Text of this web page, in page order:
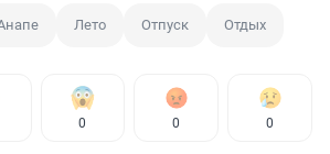
Лето Отпуск Отдых
0 0 0